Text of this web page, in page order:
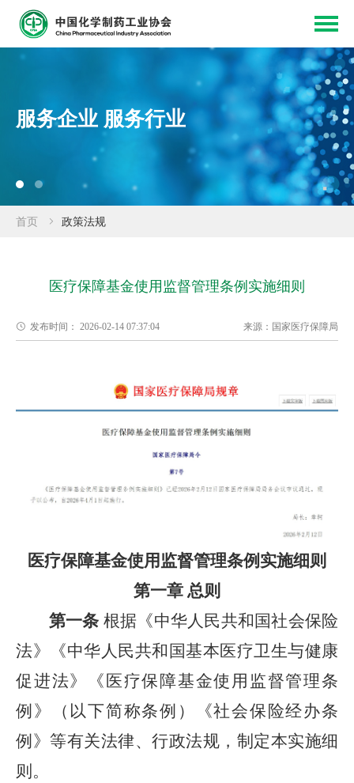
服务企业 服务行业
首页 政策法规
医疗保障基金使用监督管理条例实施细则
发布时间： 2026-02-14 07:37:04 来源： 国家医疗保障局
医疗保障基金使用监督管理条例实施细则
第一章 总则
第一条 根据《中华人民共和国社会保险
法》《中华人民共和国基本医疗卫生与健康
促进法》《医疗保障基金使用监督管理条
例》（以下简称条例）《社会保险经办条
例》等有关法律、行政法规，制定本实施细
则。